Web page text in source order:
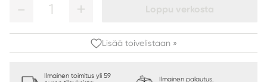
1 Loppu verkosta
Lisää toivelistaan »
Ilmainen toimitus yli 59
Ilmainen palautus.